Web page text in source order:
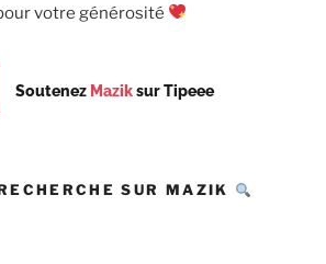
votre générosité
Soutenez Maziksur Tipeee
SUR MAZIK